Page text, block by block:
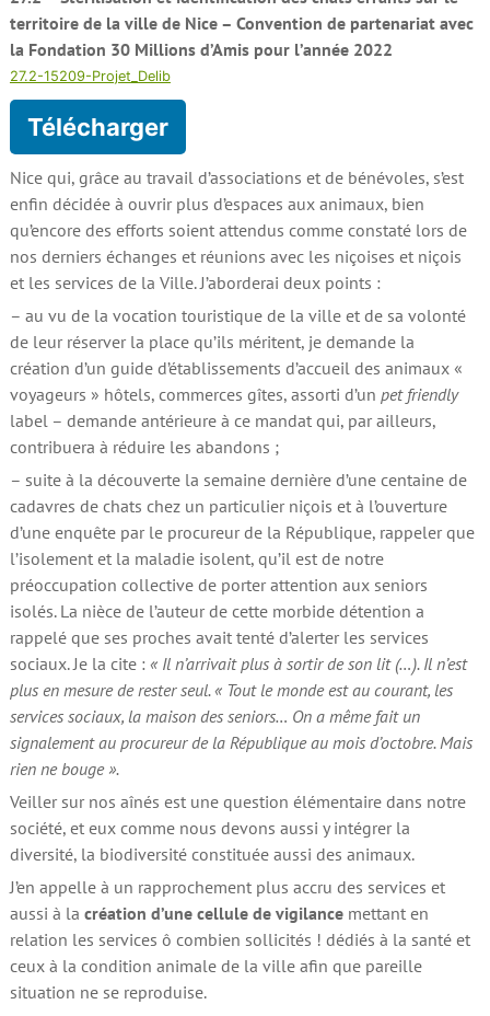
territoire de la ville de Nice – Convention de partenariat avec
la Fondation 30 Millions d’Amis pour l’année 2022
27.2-15209-Projet_Delib
Télécharger
Nice qui, grâce au travail d’associations et de bénévoles, s’est
enfin décidée à ouvrir plus d’espaces aux animaux, bien
qu’encore des efforts soient attendus comme constaté lors de
nos derniers échanges et réunions avec les niçoises et niçois
et les services de la Ville. J’aborderai deux points :
– au vu de la vocation touristique de la ville et de sa volonté
de leur réserver la place qu’ils méritent, je demande la
création d’un guide d’établissements d’accueil des animaux «
voyageurs » hôtels, commerces gîtes, assorti d’un pet friendly
label – demande antérieure à ce mandat qui, par ailleurs,
contribuera à réduire les abandons ;
– suite à la découverte la semaine dernière d’une centaine de
cadavres de chats chez un particulier niçois et à l’ouverture
d’une enquête par le procureur de la République, rappeler que
l’isolement et la maladie isolent, qu’il est de notre
préoccupation collective de porter attention aux seniors
isolés. La nièce de l’auteur de cette morbide détention a
rappelé que ses proches avait tenté d’alerter les services
sociaux. Je la cite : « Il n’arrivait plus à sortir de son lit (…). Il n’est
plus en mesure de rester seul. « Tout le monde est au courant, les
services sociaux, la maison des seniors… On a même fait un
signalement au procureur de la République au mois d’octobre. Mais
rien ne bouge ».
Veiller sur nos aînés est une question élémentaire dans notre
société, et eux comme nous devons aussi y intégrer la
diversité, la biodiversité constituée aussi des animaux.
J’en appelle à un rapprochement plus accru des services et
aussi à la création d’une cellule de vigilance mettant en
relation les services ô combien sollicités ! dédiés à la santé et
ceux à la condition animale de la ville afin que pareille
situation ne se reproduise.